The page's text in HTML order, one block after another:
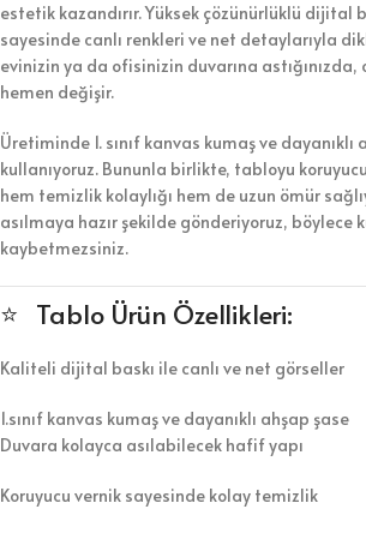
estetik kazandırır. Yüksek çözünürlüklü dijital
sayesinde canlı renkleri ve net detaylarıyla
evinizin ya da ofisinizin duvarına astığınızda,
hemen değişir.
Üretiminde 1. sınıf kanvas kumaş ve dayanıklı
kullanıyoruz. Bununla birlikte, tabloyu
hem temizlik kolaylığı hem de uzun ömür
asılmaya hazır şekilde gönderiyoruz, böylece
kaybetmezsiniz.
⭐ Tablo Ürün Özellikleri:
Kaliteli dijital baskı ile canlı ve net görseller
1.sınıf kanvas kumaş ve dayanıklı ahşap şase
Duvara kolayca asılabilecek hafif yapı
Koruyucu vernik sayesinde kolay temizlik